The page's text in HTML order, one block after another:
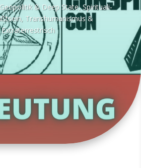
Geo­po­li­tik & Deep Sta­te,Spi­ri­tua­li­
, Trans­hu­ma­nis­mus &
Extraterrestrisch